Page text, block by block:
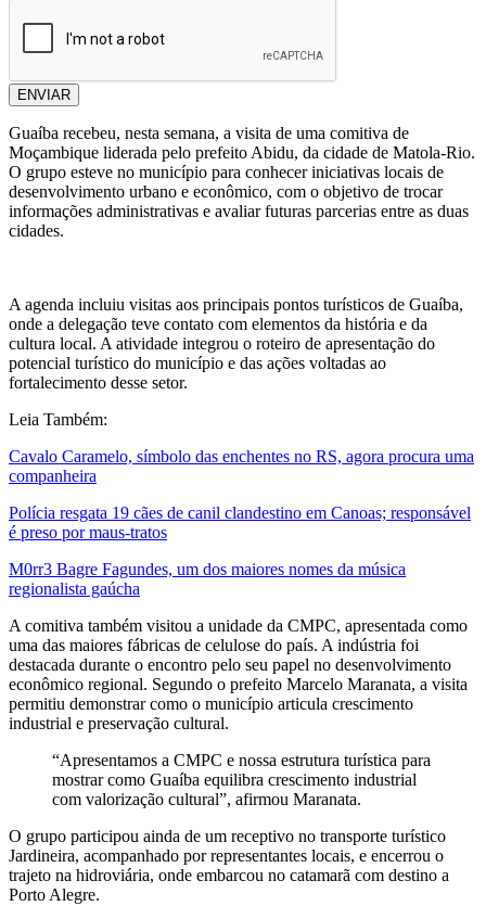
ENVIAR
Guaíba recebeu, nesta semana, a visita de uma comitiva de
Moçambique liderada pelo prefeito Abidu, da cidade de Matola-Rio.
O grupo esteve no município para conhecer iniciativas locais de
desenvolvimento urbano e econômico, com o objetivo de trocar
informações administrativas e avaliar futuras parcerias entre as duas
cidades.
A agenda incluiu visitas aos principais pontos turísticos de Guaíba,
onde a delegação teve contato com elementos da história e da
cultura local. A atividade integrou o roteiro de apresentação do
potencial turístico do município e das ações voltadas ao
fortalecimento desse setor.
Leia Também:
Cavalo Caramelo, símbolo das enchentes no RS, agora procura uma
companheira
Polícia resgata 19 cães de canil clandestino em Canoas; responsável
é preso por maus-tratos
M0rr3 Bagre Fagundes, um dos maiores nomes da música
regionalista gaúcha
A comitiva também visitou a unidade da CMPC, apresentada como
uma das maiores fábricas de celulose do país. A indústria foi
destacada durante o encontro pelo seu papel no desenvolvimento
econômico regional. Segundo o prefeito Marcelo Maranata, a visita
permitiu demonstrar como o município articula crescimento
industrial e preservação cultural.
“Apresentamos a CMPC e nossa estrutura turística para
mostrar como Guaíba equilibra crescimento industrial
com valorização cultural”, afirmou Maranata.
O grupo participou ainda de um receptivo no transporte turístico
Jardineira, acompanhado por representantes locais, e encerrou o
trajeto na hidroviária, onde embarcou no catamarã com destino a
Porto Alegre.